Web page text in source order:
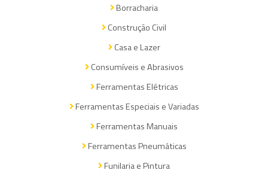
Borracharia
Construção Civil
Casa e Lazer
Consumíveis e Abrasivos
Ferramentas Elétricas
Ferramentas Especiais e Variadas
Ferramentas Manuais
Ferramentas Pneumáticas
Funilaria e Pintura